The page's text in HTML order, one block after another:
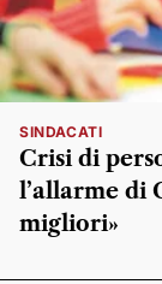
SINDACATI
Crisi di
l’allarme di
migliori»